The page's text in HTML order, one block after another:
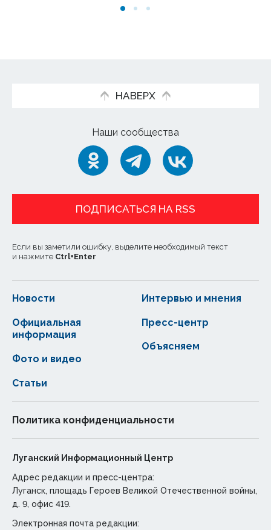
НАВЕРХ
Наши сообщества
ПОДПИСАТЬСЯ НА RSS
Если вы заметили ошибку, выделите необходимый текст
и нажмите Ctrl+Enter
Новости
Статьи
Официальная
информация
Интервью и мнения
Фото и видео
Пресс-центр
Объясняем
Политика конфиденциальности
Луганский Информационный Центр
Адрес редакции и пресс-центра:
Луганск, площадь Героев Великой Отечественной войны,
д. 9, офис 419.
Электронная почта редакции: